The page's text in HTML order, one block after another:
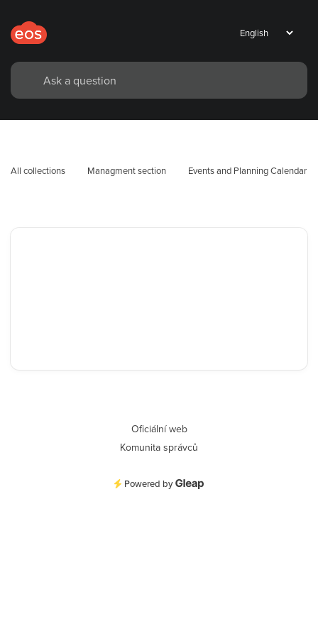
All collections Managment section Events and Planning Calendar
Oficiální web
Komunita správců
Powered by